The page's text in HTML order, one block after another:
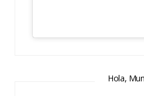
Hola,